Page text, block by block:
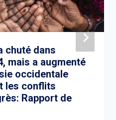
chuté dans
mais a augmenté
occidentale
les conflits
Rapport de